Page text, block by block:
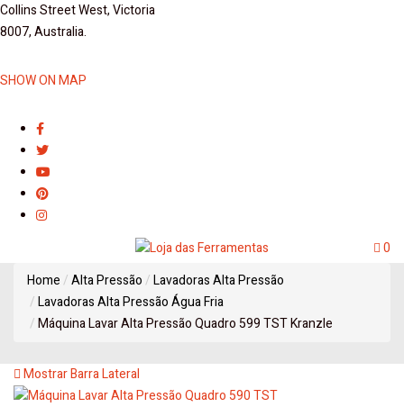
Collins Street West, Victoria
8007, Australia.
SHOW ON MAP
0
Home
Alta Pressão
Lavadoras Alta Pressão
Lavadoras Alta Pressão Água Fria
Máquina Lavar Alta Pressão Quadro 599 TST Kranzle
Mostrar Barra Lateral